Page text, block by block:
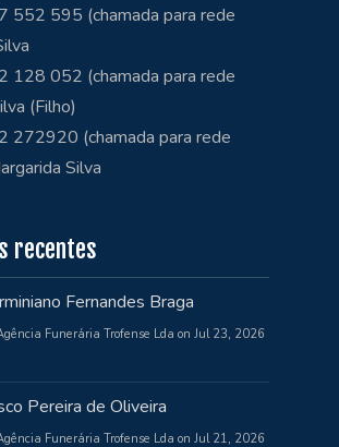
552 595 (chamada para rede
128 052 (chamada para rede
(Filho)
272920 (chamada para rede
Silva
recentes
Fernandes Braga
Funerária Trofense Lda on Jul 23, 2026
Pereira de Oliveira
Funerária Trofense Lda on Jul 21, 2026